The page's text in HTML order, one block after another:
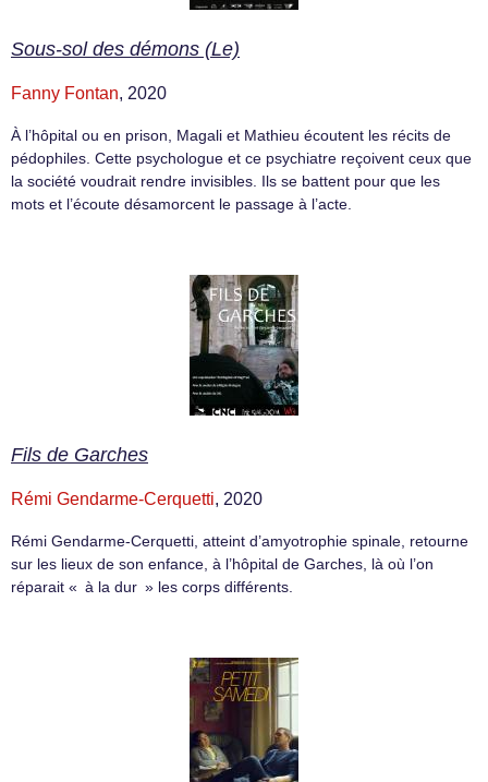
Sous-sol des démons (Le)
Fanny Fontan, 2020
À l’hôpital ou en prison, Magali et Mathieu écoutent les récits de
pédophiles. Cette psychologue et ce psychiatre reçoivent ceux que
la société voudrait rendre invisibles. Ils se battent pour que les
mots et l’écoute désamorcent le passage à l’acte.
Fils de Garches
Rémi Gendarme-Cerquetti, 2020
Rémi Gendarme-Cerquetti, atteint d’amyotrophie spinale, retourne
sur les lieux de son enfance, à l’hôpital de Garches, là où l’on
réparait « à la dur » les corps différents.